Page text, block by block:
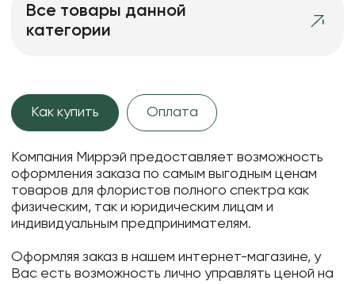
Все товары данной
категории
Как купить Оплата
Компания Миррэй предоставляет возможность
оформления заказа по самым выгодным ценам
товаров для флористов полного спектра как
физическим, так и юридическим лицам и
индивидуальным предпринимателям.
Оформляя заказ в нашем интернет-магазине, у
Вас есть возможность лично управлять ценой на